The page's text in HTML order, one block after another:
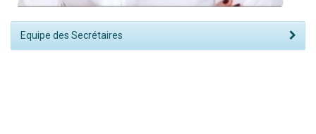
Equipe des Secrétaires